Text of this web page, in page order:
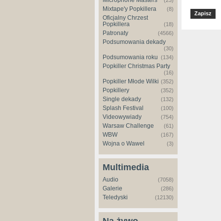
Mixtape'y Popkillera (8)
Oficjalny Chrzest
Popkillera
(18)
Patronaty (4566)
Podsumowania dekady
(30)
Podsumowania roku (134)
Popkiller Christmas Party
(16)
Popkiller Młode Wilki (352)
Popkillery (352)
Single dekady (132)
Splash Festival (100)
Videowywiady (754)
Warsaw Challenge (61)
WBW (167)
Wojna o Wawel (3)
Multimedia
Audio (7058)
Galerie (286)
Teledyski (12130)